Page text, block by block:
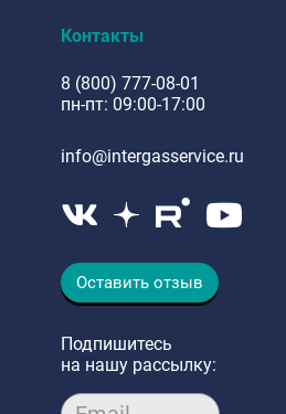
Контакты
8 (800) 777-08-01
пн-пт: 09:00-17:00
info@intergasservice.ru
Оставить отзыв
Подпишитесь
на нашу рассылку: